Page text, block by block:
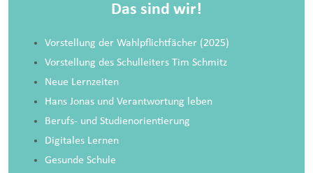
Das sind wir!
Vorstellung der Wahlpflichtfächer (2025)
Vorstellung des Schulleiters Tim Schmitz
Neue Lernzeiten
Hans Jonas und Verantwortung leben
Berufs- und Studienorientierung
Digitales Lernen
Gesunde Schule